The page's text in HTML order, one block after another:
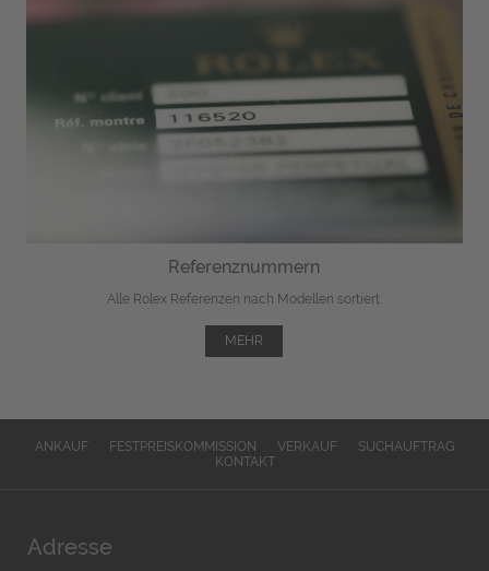
Referenznummern
Alle Rolex Referenzen nach Modellen sortiert.
MEHR
ANKAUF FESTPREISKOMMISSION VERKAUF
SUCHAUFTRAG
KONTAKT
Adresse